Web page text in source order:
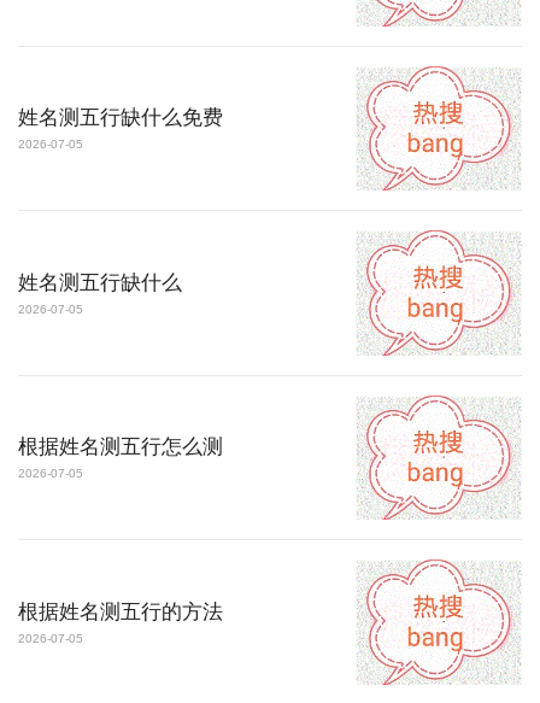
姓名测五行缺什么免费
2026-07-05
姓名测五行缺什么
2026-07-05
根据姓名测五行怎么测
2026-07-05
根据姓名测五行的方法
2026-07-05